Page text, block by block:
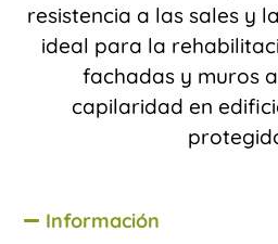
resistencia a las sales y
ideal para la
fachadas y muros
capilaridad en
Información